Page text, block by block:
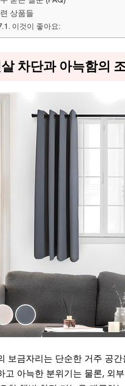
상품들
이것이 좋아요:
차단과 아늑함의
보금자리는 단순한 거주 공
고 아늑한 분위기는 물론, 외